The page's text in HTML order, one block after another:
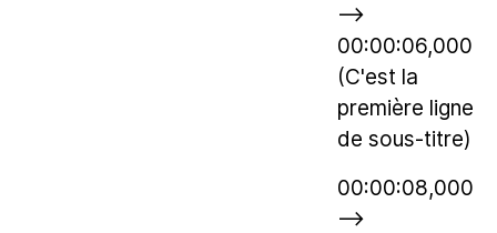
-->
00:00:06,000
(C'est la
première ligne
de sous-titre)
00:00:08,000
-->